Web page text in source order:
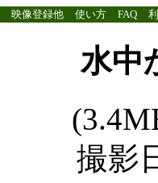
映像登録他 使い方 FAQ
水中
撮影